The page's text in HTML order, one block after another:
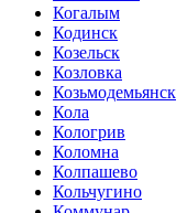
Когалым
Кодинск
Козельск
Козловка
Козьмодемьянск
Кола
Кологрив
Коломна
Колпашево
Кольчугино